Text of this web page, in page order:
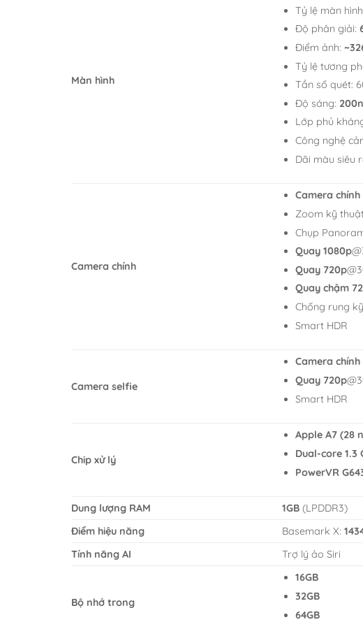
Màn hình
Tỷ lệ màn
Độ phân giải:
Điểm ảnh:
Tỷ lệ tương
Tần số quét:
Độ sáng:
Lớp phủ
Công nghệ
Dãi màu siêu
Camera chính
Camera
Zoom kỹ
Chụp
Quay 1080p
Quay 720p
Quay chậm
Chống rung
Smart HDR
Camera selfie
Camera chính
Quay 720p
Smart HDR
Chip xử lý
Apple A7 (28
Dual-core 1.3
PowerVR
Dung lượng RAM 1GB (LPDDR3)
Điểm hiệu năng
Basemark X:
Tính năng AI
Trợ lý ảo Siri
Bộ nhớ trong
16GB
32GB
64GB